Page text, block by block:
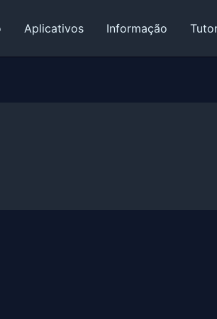
Aplicativos Informação